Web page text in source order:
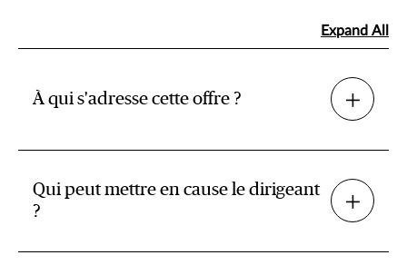
Expand All
À qui s'adresse cette offre ?
Qui peut mettre en cause le dirigeant
?